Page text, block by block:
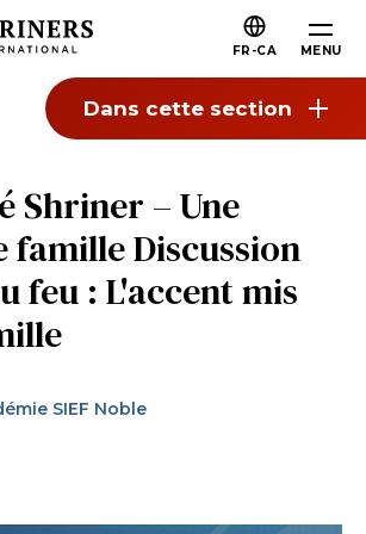
principal
nous
Shriners
génération
FR-CA MENU
Dans cette section
Shriner – Une
famille Discussion
feu : L'accent mis
SIEF Noble